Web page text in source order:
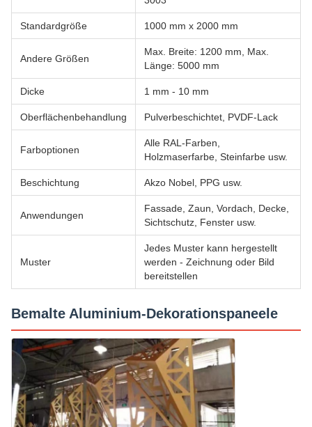
Standardgröße 1000 mm x 2000 mm
Andere Größen
Max. Breite: 1200 mm, Max.
Länge: 5000 mm
Dicke 1 mm - 10 mm
Oberflächenbehandlung Pulverbeschichtet, PVDF-Lack
Farboptionen
Alle RAL-Farben,
Holzmaserfarbe, Steinfarbe usw.
Beschichtung Akzo Nobel, PPG usw.
Anwendungen
Fassade, Zaun, Vordach, Decke,
Sichtschutz, Fenster usw.
Muster
Jedes Muster kann hergestellt
werden - Zeichnung oder Bild
bereitstellen
Bemalte Aluminium-Dekorationspaneele